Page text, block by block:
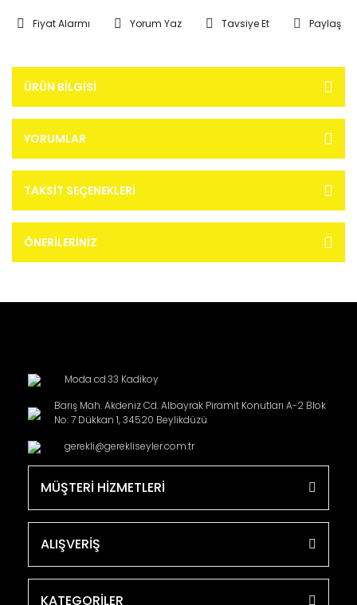
Fiyat Alarmı Yorum Yaz Tavsiye Et Paylaş
ÜRÜN BILGISI
YORUMLAR
TAKSIT SEÇENEKLERI
ÖNERILERINIZ
Moda cd.33 Kadikoy
Barış Mah. Akdeniz Cd. Albayrak Piramit Konutları A-2 Blok
No: 7 Dükkan 1, 34520 Beylikdüzü
gerekli@gerekliseyler.com.tr
MÜŞTERİ HİZMETLERİ
ALIŞVERİŞ
KATEGORİLER